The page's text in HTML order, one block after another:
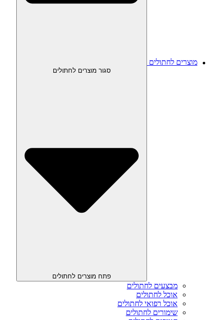
מוצרים לחתולים
סגור מוצרים לחתולים
פתח מוצרים לחתולים
מבצעים לחתולים
אוכל לחתולים
אוכל רפואי לחתולים
שימורים לחתולים